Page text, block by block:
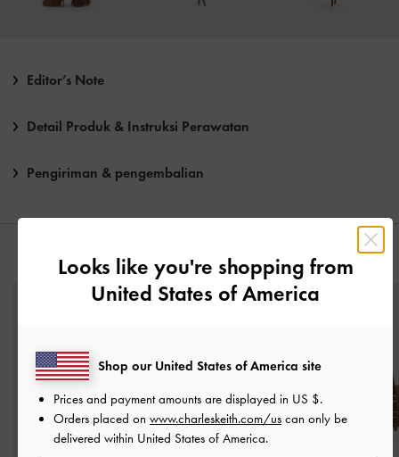
Editor’s Note
Detail Produk & Instruksi Perawatan
Pengiriman & pengembalian
ANDA MUNGKIN JUGA MENYUKAI
Looks like you're shopping from
United States of America
Shop our United States of America site
Prices and payment amounts are displayed in US $.
Orders placed on www.charleskeith.com/us can only be
delivered within United States of America.